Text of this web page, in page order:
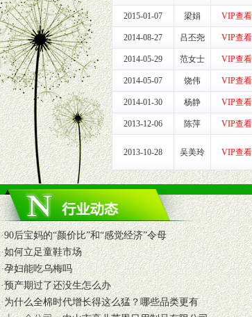
9、及时有力的推出各种终端促销活动来帮助经销商启动
拉宝、海报、试用装等）
10、提供信息支持，使经销商商融入公司经营中，充分了
11、提供方便、快捷、灵活、安全、高效和准确的后勤配送
12、不断寻求国际前缘产品，完善母婴、儿童产品品类，
和终端客户提供更好的支持和服务。
十二、加盟方法
1、通过电话、邮件、网上留言等方式与我公司相关负责人
2、与我公司相关人员取得联系之后需详细阅读公司有关制
3、加盟者也可到我公司实地考察，合作洽谈。
2015-01-07 梁娟 VIP查看
2014-08-27 吕丕尧 VIP查看
2014-05-29 范女士 VIP查看
2014-05-07 饶伟 VIP查看
2014-01-30 杨静 VIP查看
2013-12-06 陈萍 VIP查看
2013-10-28 吴美玲 VIP查看
·90后宝妈的“颜价比”和“感觉经济”令母
·如何立足童鞋市场
·孕妇能吃乌梅吗
·预产期过了还没生怎么办
·为什么全棉时代增长得这么猛？哪些品类更有